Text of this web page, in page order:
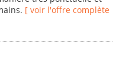
[ voir l'offre complète